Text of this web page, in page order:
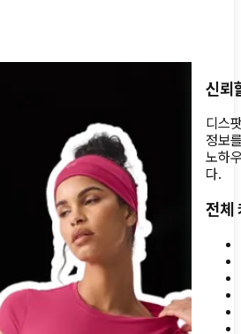
신뢰
디스
정보
노하
다.
전체